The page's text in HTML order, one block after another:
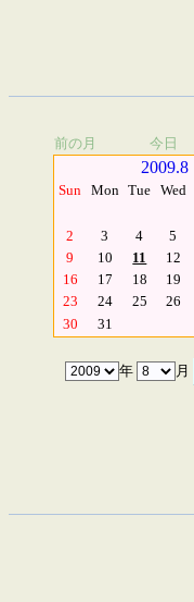
前の月 今日
2009.8
Sun Mon Tue Wed
2
3 4 5
9
10 11 12
16
17 18 19
23
24 25 26
30
31
年 月